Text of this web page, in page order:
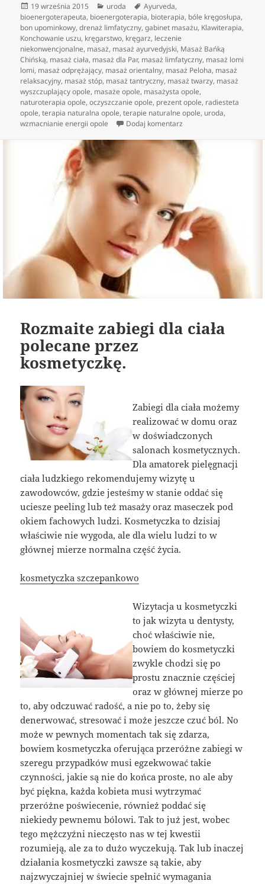
Data
publikacji
19 września 2015 Kategorie
uroda Tagi
Ayurveda,
bioenergoterapeuta, bioenergoterapia, bioterapia, bóle kręgosłupa,
bon upominkowy,drenaż limfatyczny,gabinet masażu, Klawiterapia,
Konchowanie uszu, kręgarstwo, kręgarz, leczenie
niekonwencjonalne, masaż, masaż ayurvedyjski, Masaż Bańką
Chińską, masaż ciała, masaż dla Par, masaż limfatyczny, masaż lomi
lomi, masaż odprężający, masaż orientalny, masaż Peloha, masaż
relaksacyjny, masaż stóp, masaż tantryczny, masaż twarzy, masaż
wyszczuplający opole, masaże opole, masażysta opole,
naturoterapia opole,oczyszczanie opole, prezent opole, radiesteta
opole,terapia naturalna opole,terapie naturalne opole, uroda,
wzmacnianie energii opole
Dodaj komentarz
Rozmaite zabiegi dla ciała
polecane przez
kosmetyczkę.
Zabiegi dla ciała możemy
realizować w domu oraz
w doświadczonych
salonach kosmetycznych.
Dla amatorek pielęgnacji
ciała ludzkiego rekomendujemy wizytę u
zawodowców, gdzie jesteśmy w stanie oddać się
uciesze peeling lub też masaży oraz maseczek pod
okiem fachowych ludzi. Kosmetyczka to dzisiaj
właściwie nie wygoda, ale dla wielu ludzi to w
głównej mierze normalna część życia.
kosmetyczka szczepankowo
Wizytacja u kosmetyczki
to jak wizyta u dentysty,
choć właściwie nie,
bowiem do kosmetyczki
zwykle chodzi się po
prostu znacznie częściej
oraz w głównej mierze po
to, aby odczuwać radość, a nie po to, żeby się
denerwować, stresować i może jeszcze czuć ból. No
może w pewnych momentach tak się zdarza,
bowiem kosmetyczka oferująca przeróżne zabiegi w
szeregu przypadków musi egzekwować takie
czynności, jakie są nie do końca proste, no ale aby
być piękna, każda kobieta musi wytrzymać
przeróżne poświecenie, również poddać się
niekiedy pewnemu bólowi. Tak to już jest, wobec
tego mężczyźni nieczęsto nas w tej kwestii
rozumieją, ale za to dużo wyczekują. Tak lub inaczej
działania kosmetyczki zawsze są takie, aby
najzwyczajniej w świecie spełnić wymagania